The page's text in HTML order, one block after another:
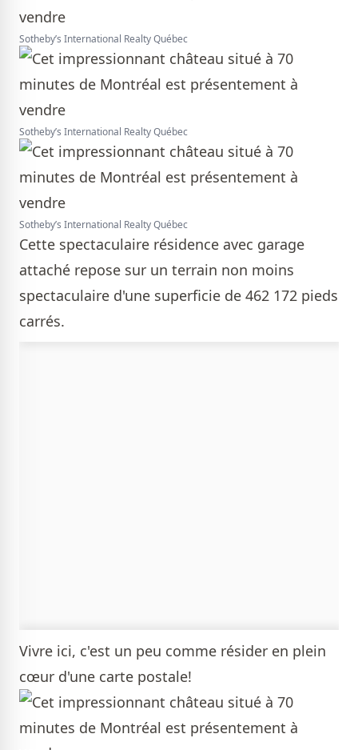
Sotheby’s International Realty Québec
Sotheby’s International Realty Québec
Sotheby’s International Realty Québec
Cette spectaculaire résidence avec garage
attaché repose sur un terrain non moins
spectaculaire d'une superficie de 462 172 pieds
carrés.
Vivre ici, c'est un peu comme résider en plein
cœur d'une carte postale!